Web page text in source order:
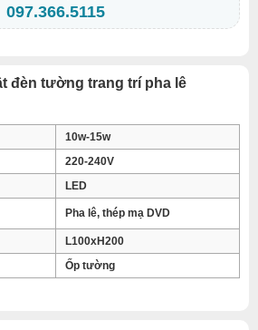
097.366.5115
đèn tường trang trí pha lê
10w-15w
220-240V
LED
Pha lê, thép mạ DVD
L100xH200
Ốp tường